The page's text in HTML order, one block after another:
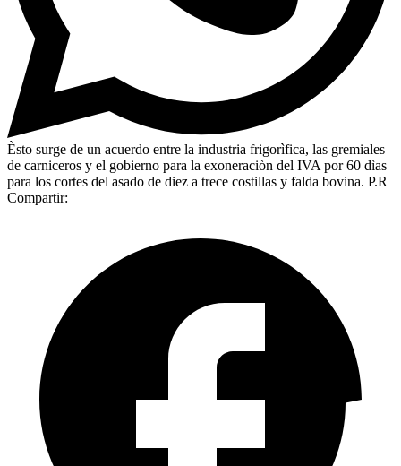
Èsto surge de un acuerdo entre la industria frigorìfica, las gremiales
de carniceros y el gobierno para la exoneraciòn del IVA por 60 dìas
para los cortes del asado de diez a trece costillas y falda bovina. P.R
Compartir: